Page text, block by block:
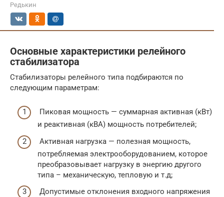
Редькин
Основные характеристики релейного
стабилизатора
Стабилизаторы релейного типа подбираются по
следующим параметрам:
Пиковая мощность — суммарная активная (кВт)
и реактивная (кВА) мощность потребителей;
Активная нагрузка — полезная мощность,
потребляемая электрооборудованием, которое
преобразовывает нагрузку в энергию другого
типа – механическую, тепловую и т.д;
Допустимые отклонения входного напряжения